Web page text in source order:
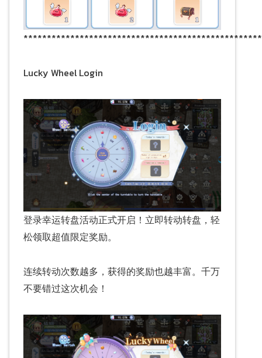
Lucky Wheel Login
登录幸运转盘活动正式开启！立即转动转盘，轻
松领取超值限定奖励。
连续转动次数越多，获得的奖励也越丰富。千万
不要错过这次机会！